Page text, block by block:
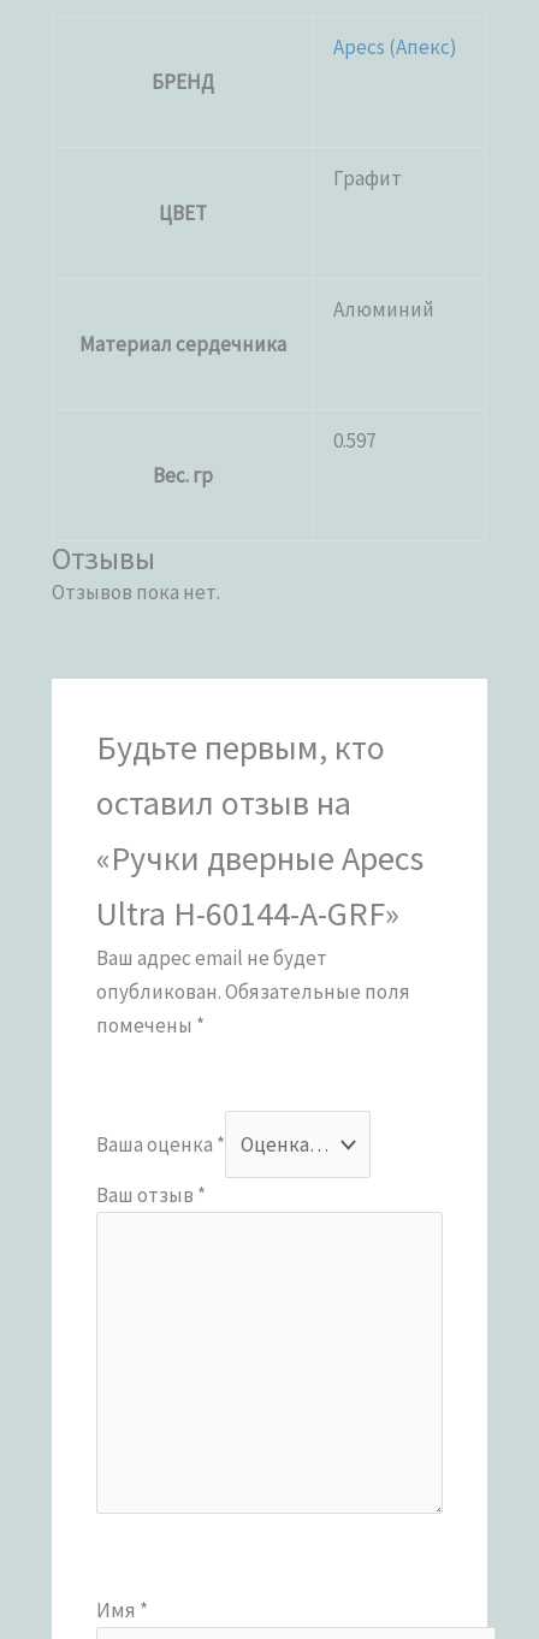
БРЕНД
Apecs (Апекс)
ЦВЕТ
Графит
Материал сердечника
Алюминий
Вес. гр
0.597
Отзывы
Отзывов пока нет.
Будьте первым, кто
оставил отзыв на
«Ручки дверные Apecs
Ultra H-60144-A-GRF»
Ваш адрес email не будет
опубликован.Обязательные поля
помечены *
Ваша оценка *
Ваш отзыв *
Имя *